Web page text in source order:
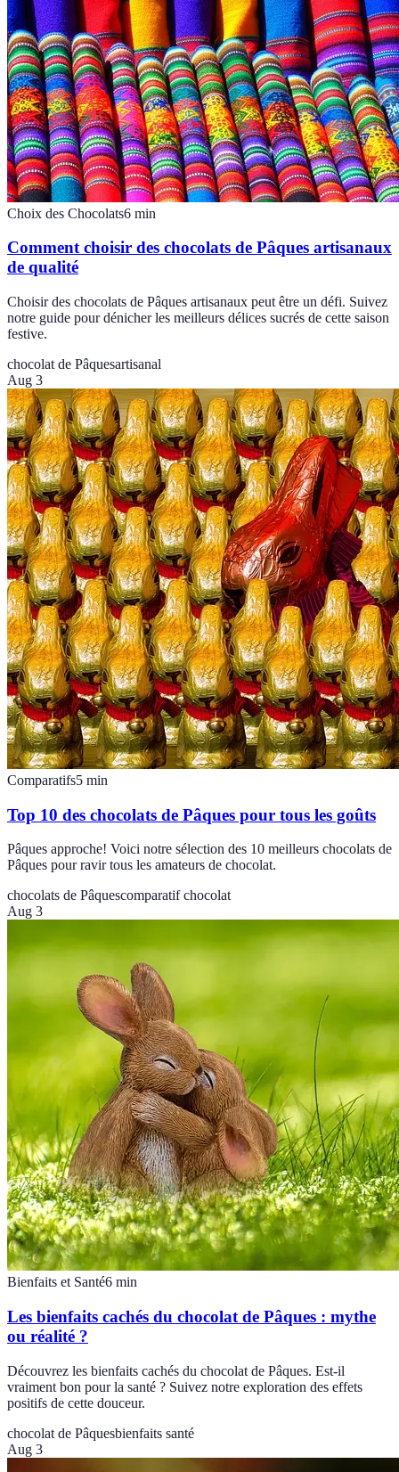
Choix des Chocolats6 min
Comment choisir des chocolats de Pâques artisanaux
de qualité
Choisir des chocolats de Pâques artisanaux peut être un défi. Suivez
notre guide pour dénicher les meilleurs délices sucrés de cette saison
festive.
chocolat de Pâquesartisanal
Aug 3
Comparatifs5 min
Top 10 des chocolats de Pâques pour tous les goûts
Pâques approche! Voici notre sélection des 10 meilleurs chocolats de
Pâques pour ravir tous les amateurs de chocolat.
chocolats de Pâquescomparatif chocolat
Aug 3
Bienfaits et Santé6 min
Les bienfaits cachés du chocolat de Pâques : mythe
ou réalité ?
Découvrez les bienfaits cachés du chocolat de Pâques. Est-il
vraiment bon pour la santé ? Suivez notre exploration des effets
positifs de cette douceur.
chocolat de Pâquesbienfaits santé
Aug 3